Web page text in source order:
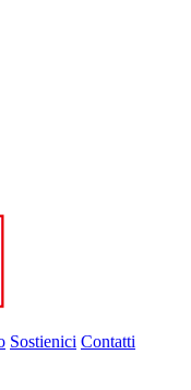
Sostienici Contatti